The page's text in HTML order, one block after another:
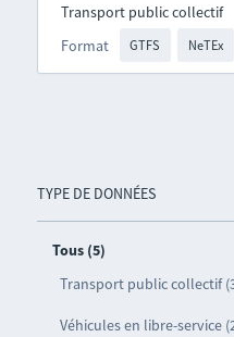
TYPE DE DONNÉES
Tous (5)
Transport public collectif
Véhicules en libre-service
Format GTFS NeTEx
Transport public collectif